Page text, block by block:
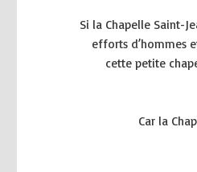
Si la Chapelle Saint-
efforts d’hommes
cette petite
Car la